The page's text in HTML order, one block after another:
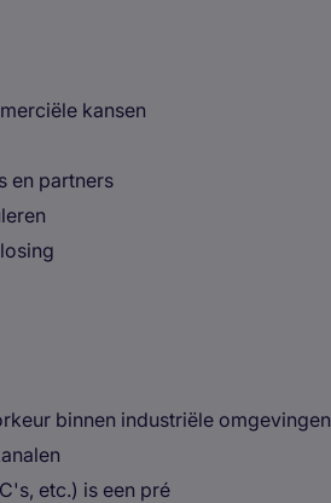
kansen
en partners
binnen industriële omgevingen
etc.) is een pré